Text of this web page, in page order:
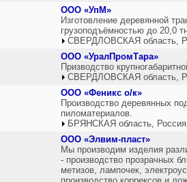
ООО «УпМ»
Изготовление деревянной
грузоподъёмностью до 20,0
СВЕРДЛОВСКАЯ область,
ООО «УралПромТара»
Призводство
СВЕРДЛОВСКАЯ область,
ООО «Феникс о/к»
Производство деревянных
пиломатериалов.
БРЯНСКАЯ область, Россия
ООО «Элвим-пласт»
Мы производим изделия
- производство прозрачных
метизов, лампочек,